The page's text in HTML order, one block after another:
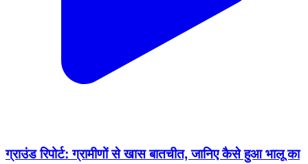
ग्राउंड रिपोर्ट: ग्रामीणों से खास बातचीत, जानिए कैसे हुआ भालू का